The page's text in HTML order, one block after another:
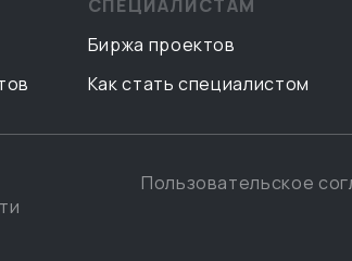
СПЕЦИАЛИСТАМ
Биржа проектов
Как стать специалистом
Пользовательское